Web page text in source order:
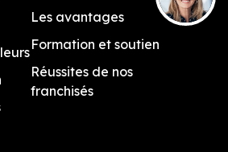
Les avantages
Formation et soutien
Réussites de nos
franchisés